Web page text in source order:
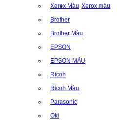
Xerox Màu Xerox màu
Brother
Brother Màu
EPSON
EPSON MÀU
Ricoh
Ricoh Màu
Parasonic
Oki